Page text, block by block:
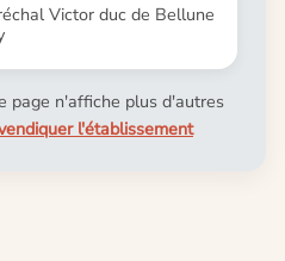
Victor duc de Bellune
page n'affiche plus d'autres
l'établissement